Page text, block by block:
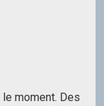
moment. Des